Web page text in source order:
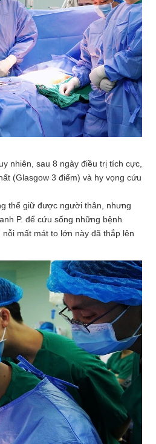
nhiên, sau 8 ngày điều trị tích cực,
(Glasgow 3 điểm) và hy vọng cứu
thể giữ được người thân, nhưng
P. để cứu sống những bệnh
mất mát to lớn này đã thắp lên